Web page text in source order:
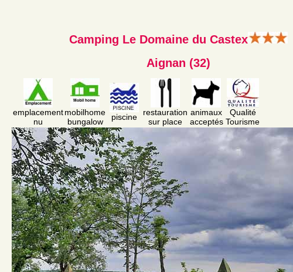
Camping Le Domaine du Castex
Aignan (32)
emplacement
nu
mobilhome
bungalow
piscine
restauration
sur place
animaux
acceptés
Qualité
Tourisme